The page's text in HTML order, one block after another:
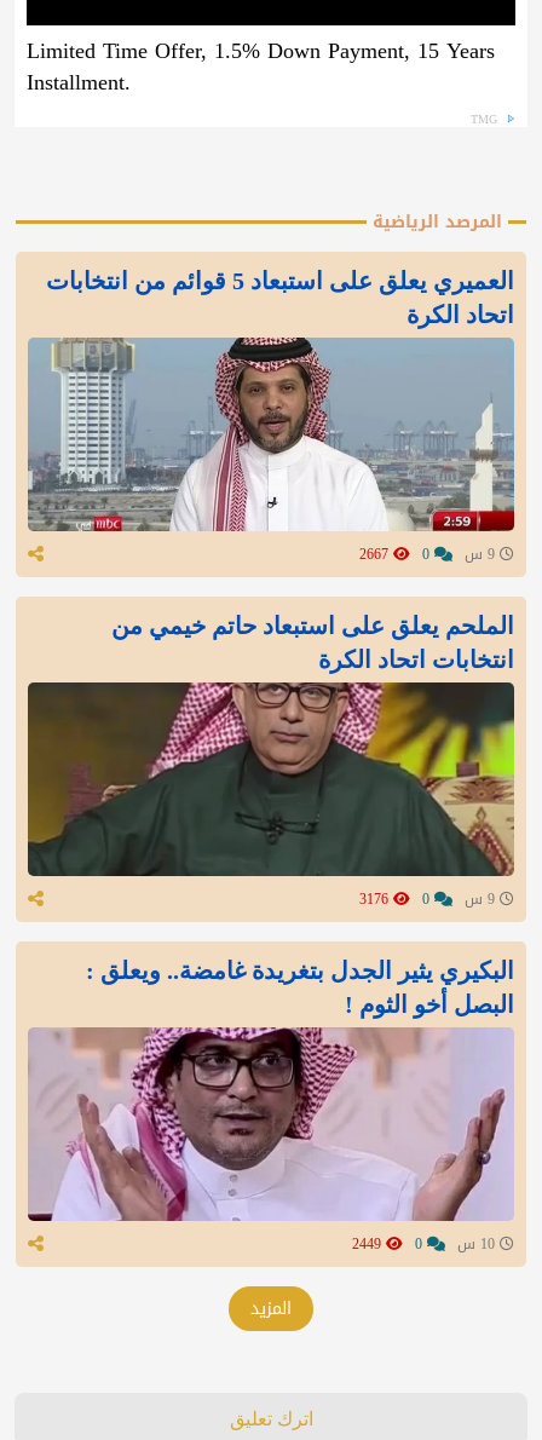
Limited Time Offer, 1.5% Down Payment, 15 Years
Installment.
TMG
المرصد الرياضية
العميري يعلق على استبعاد 5 قوائم من انتخابات
اتحاد الكرة
الملحم يعلق على استبعاد حاتم خيمي من
انتخابات اتحاد الكرة
البكيري يثير الجدل بتغريدة غامضة.. ويعلق :
البصل أخو الثوم !
المزيد
اترك تعليق